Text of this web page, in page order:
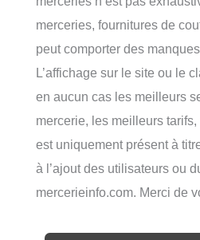
merceries, fournitures de
peut comporter des
L’affichage sur le site ou le
en aucun cas les meilleurs
mercerie, les meilleurs
est uniquement présent à
à l’ajout des utilisateurs ou
mercerieinfo.com. Merci de